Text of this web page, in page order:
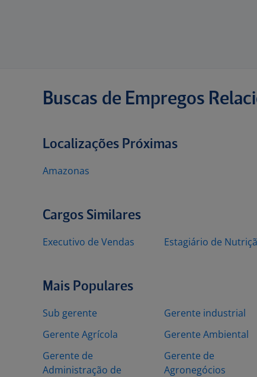
Buscas de Empregos
Localizações Próximas
Amazonas
Cargos Similares
Executivo de Vendas Estagiário de
Mais Populares
Sub gerente
Gerente Agrícola
Gerente de
Administração de
Gerente industrial
Gerente Ambiental
Gerente de
Agronegócios